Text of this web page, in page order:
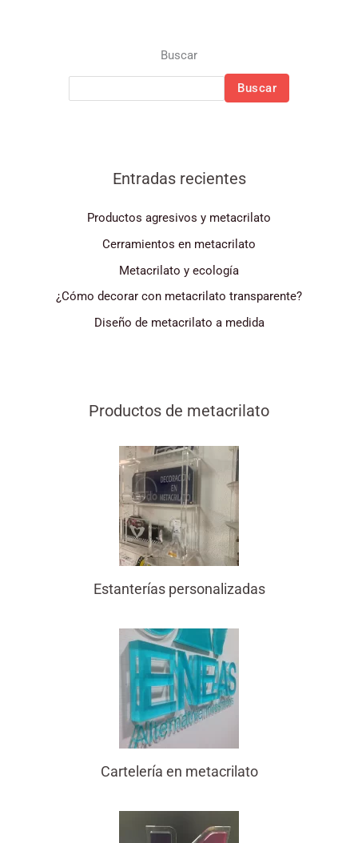
Buscar
Buscar
Entradas recientes
Productos agresivos y metacrilato
Cerramientos en metacrilato
Metacrilato y ecología
¿Cómo decorar con metacrilato transparente?
Diseño de metacrilato a medida
Productos de metacrilato
Estanterías personalizadas
Cartelería en metacrilato